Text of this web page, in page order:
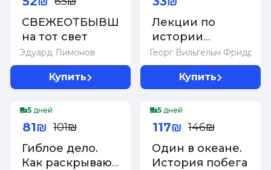
Эдуард Лимонов
СВЕЖЕОТБЫВШИЕ
на тот свет
Купить
Георг Вильгельм Фридрих
Лекции по
истории
философии.
Гегель
Купить
-20%
5 дней
Гиблое дело.
Как раскрывают
81₪ 101₪
-20%
5 дней
Один в океане.
История побега
117₪ 146₪